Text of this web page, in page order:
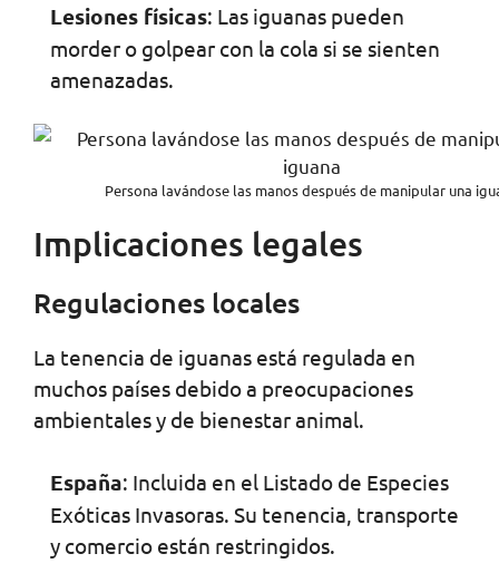
Lesiones físicas: Las iguanas pueden
morder o golpear con la cola si se sienten
amenazadas.
Persona lavándose las manos después de manipular una
Implicaciones legales
Regulaciones locales
La tenencia de iguanas está regulada en
muchos países debido a preocupaciones
ambientales y de bienestar animal.
España: Incluida en el Listado de Especies
Exóticas Invasoras. Su tenencia, transporte
y comercio están restringidos.